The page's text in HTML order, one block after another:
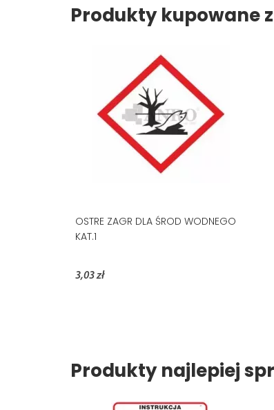
Produkty kupowane z
OSTRE ZAGR DLA ŚROD WODNEGO
KAT.1
3,03 zł
Produkty najlepiej